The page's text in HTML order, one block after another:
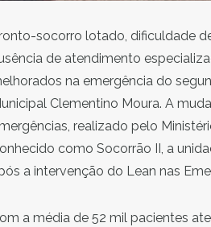
socorro lotado, dificuldade
de atendimento
na emergência do
Clementino Moura. A
realizado pelo
como Socorrão II, a
a intervenção do Lean nas
a média de 52 mil pacien­tes